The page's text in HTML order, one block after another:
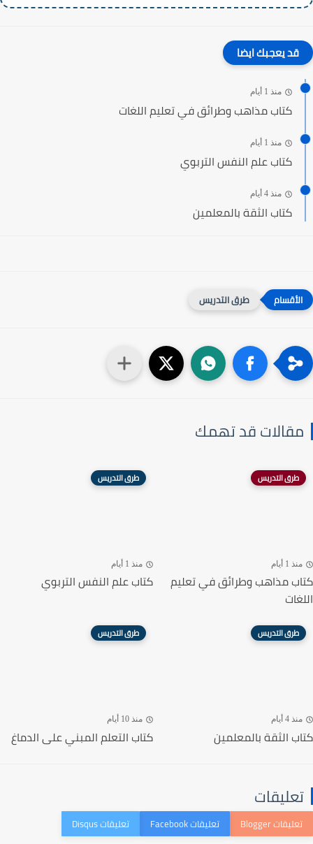
قد يعجبك ايضا
منذ 1 أيام
كتاب مذاهب وطرائق في تعليم اللغات
منذ 1 أيام
كتاب علم النفس التربوي
منذ 4 أيام
كتاب الثقة بالمعلمين
طرق التدريس
مقالات قد تهمك
طرق التدريس
منذ 1 أيام
كتاب مذاهب وطرائق في تعليم
اللغات
طرق التدريس
منذ 1 أيام
كتاب علم النفس التربوي
طرق التدريس
منذ 4 أيام
كتاب الثقة بالمعلمين
طرق التدريس
منذ 10 أيام
كتاب التعلم المبني على الدماغ
تعليقات